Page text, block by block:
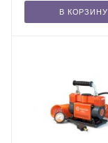
В КОРЗИНУ